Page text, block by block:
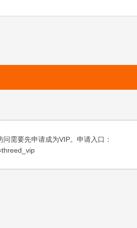
需要先申请成为VIP。申请入口：